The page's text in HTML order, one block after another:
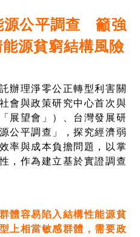
源公平調查 籲強
源貧窮結構風險
理淨零公正轉型利害關
會與政策研究中心首次與
展望會」）、台灣發展研
公平調查」，探究經濟弱
率與成本負擔問題，以掌
，作為建立基於實證調查
體容易陷入結構性能源貧
上相當敏感群體，需要政